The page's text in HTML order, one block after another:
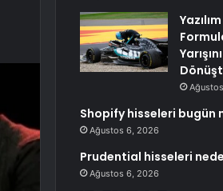
Shopify hisseleri bugün
Ağustos 6, 2026
Prudential hisseleri
Ağustos 6, 2026